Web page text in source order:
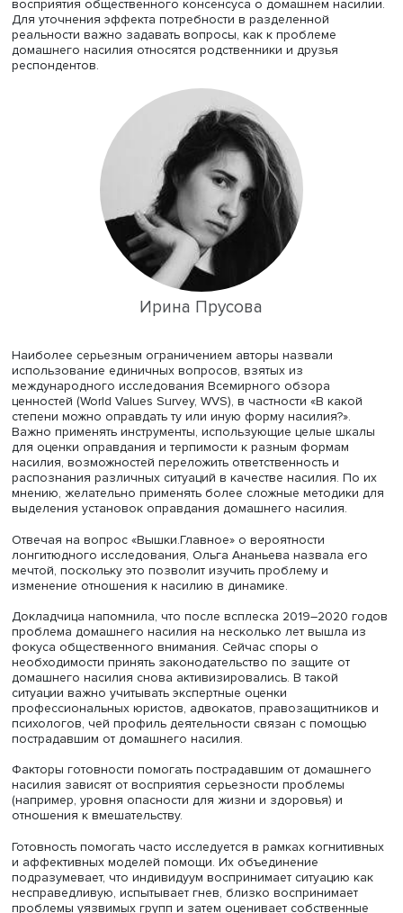
Потребность респондента поддерживать и находить
с другими людьми и разделять представления о
реальности также вносит вклад (хотя и меньший) в
оправдание всех форм насилия. Это также влияет на
готовность оправдывать его, но зависит от
контекста, поскольку в ряде групп оно может считаться
неприемлемым. Люди, стремящиеся к общей
реальности, будут транслировать установки,
распространенные в обществе. Потребность в
завершенности мира вносит вклад в предпочтение
следованию традиционным нормам и устоям.
Потребность в разделенной реальности вносит
положительный вклад в оправдание всех форм
Люди оказываются в ловушке когнитивных искажений
восприятия общественного консенсуса о домашнем
Для уточнения эффекта потребности в разделенной
респондентов.
Ирина Прусова
Наиболее серьезным ограничением авторы назвали
использование единичных вопросов, взятых из
международного исследования Всемирного обзора
ценностей (World Values Survey, WVS), в частности «В
степени можно оправдать ту или иную форму насилия?».
Важно применять инструменты, использующие целые
для оценки оправдания и терпимости к разным формам
насилия, возможностей переложить ответственность и
мнению, желательно применять более сложные
выделения установок оправдания домашнего насилия.
Отвечая на вопрос «Вышки.Главное» о вероятности